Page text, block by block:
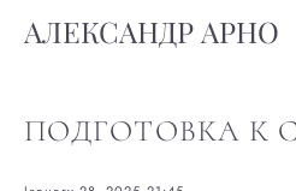
АЛЕКСАНДР АРНО
ПОДГОТОВКА К